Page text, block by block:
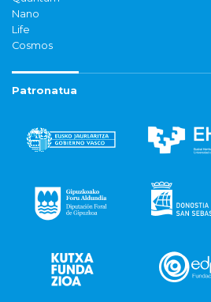
Nano
Life
Cosmos
Patronatua